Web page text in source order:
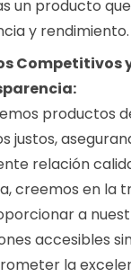
un producto
y rendimiento.
Competitivos
productos
justos,
relación
creemos en la
a
accesibles
la